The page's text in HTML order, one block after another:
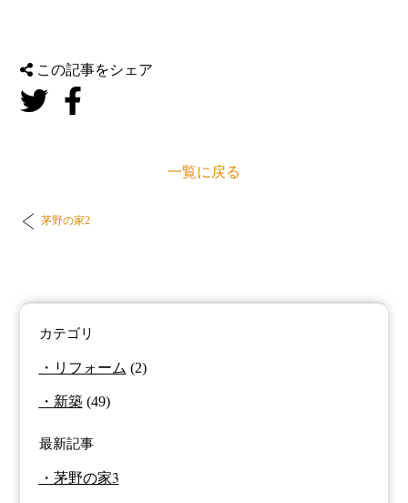
この記事をシェア
一覧に戻る
茅野の家2
カテゴリ
リフォーム (2)
新築(49)
最新記事
茅野の家3